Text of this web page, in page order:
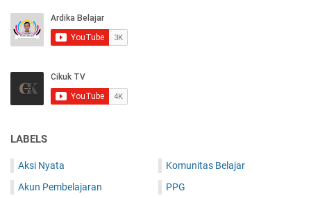
LABELS
Aksi Nyata
Akun Pembelajaran
Komunitas Belajar
PPG